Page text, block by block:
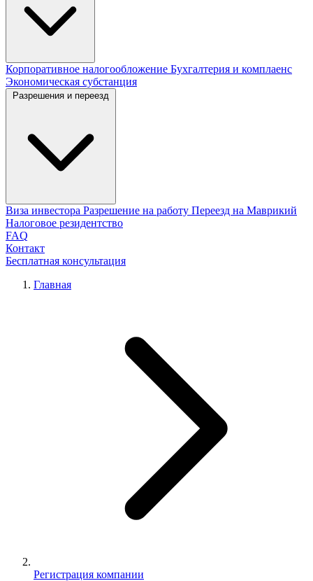
Корпоративное налогообложение Бухгалтерия и комплаенс
Экономическая субстанция
Виза инвестора Разрешение на работу Переезд на Маврикий
Налоговое резидентство
FAQ
Контакт
Бесплатная консультация
Главная
Регистрация компании